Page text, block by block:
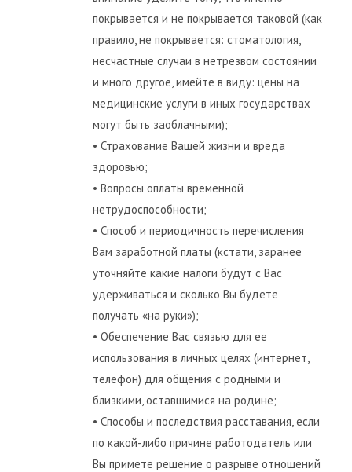
покрывается и не покрывается таковой (как
правило, не покрывается: стоматология,
несчастные случаи в нетрезвом состоянии
и много другое, имейте в виду: цены на
медицинские услуги в иных государствах
могут быть заоблачными);
• Страхование Вашей жизни и вреда
здоровью;
• Вопросы оплаты временной
нетрудоспособности;
• Способ и периодичность перечисления
Вам заработной платы (кстати, заранее
уточняйте какие налоги будут с Вас
удерживаться и сколько Вы будете
получать «на руки»);
• Обеспечение Вас связью для ее
использования в личных целях (интернет,
телефон) для общения с родными и
близкими, оставшимися на родине;
• Способы и последствия расставания, если
по какой-либо причине работодатель или
Вы примете решение о разрыве отношений